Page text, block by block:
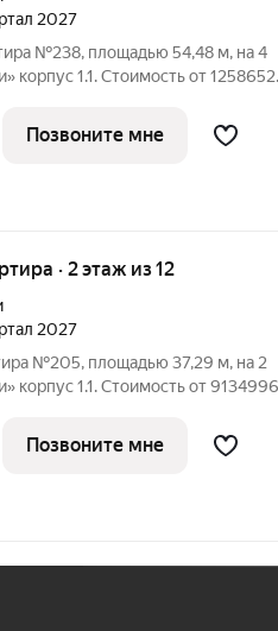
2027
№238, площадью 54,48 м, на 4
1.1. Стоимость от 12586528
реализуется по концепции
Позвоните мне
· 2 этаж из 12
2027
№205, площадью 37,29 м, на 2
1.1. Стоимость от 9134996
реализуется по концепции
Позвоните мне